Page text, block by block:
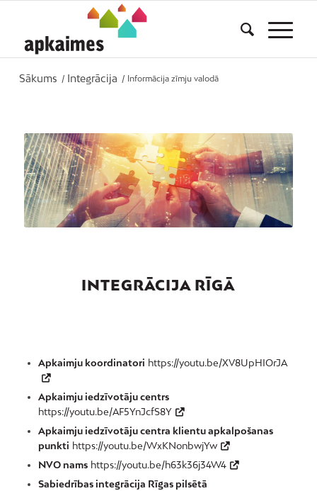
Sākums / Integrācija / Informācija zīmju valodā
INTEGRĀCIJA RĪGĀ
Apkaimju koordinatori https://youtu.be/XV8UpHIOrJA
Apkaimju iedzīvotāju centrs
https://youtu.be/AF5YnJcfS8Y
Apkaimju iedzīvotāju centra klientu apkalpošanas
punkti https://youtu.be/WxKNonbwjYw
NVO nams https://youtu.be/h63k36j34W4
Sabiedrības integrācija Rīgas pilsētā